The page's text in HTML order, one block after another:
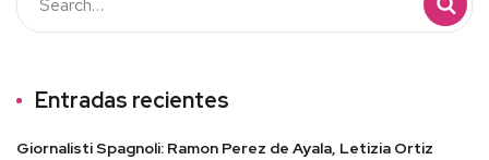
Entradas recientes
Giornalisti Spagnoli: Ramon Perez de Ayala, Letizia Ortiz